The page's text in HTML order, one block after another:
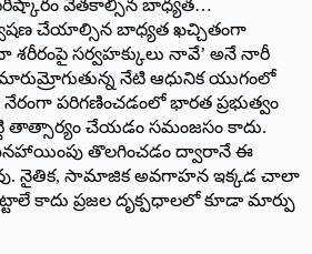
పరిష్కారం వెతకాల్సిన బాధ్యత…
చేయాల్సిన బాధ్యత ఖచ్చితంగా
శరీరంపై సర్వహక్కులు నావే’ అనే నారీ
నేటి ఆధునిక యుగంలో
పరిగణించడంలో భారత ప్రభుత్వం
తాత్సార్యం చేయడం సమంజసం కాదు.
మినహాయింపు తొలగించడం ద్వారానే ఈ
నైతిక, సామాజిక అవగాహన ఇక్కడ చాలా
కాదు ప్రజల దృక్పధాలలో కూడా మార్పు